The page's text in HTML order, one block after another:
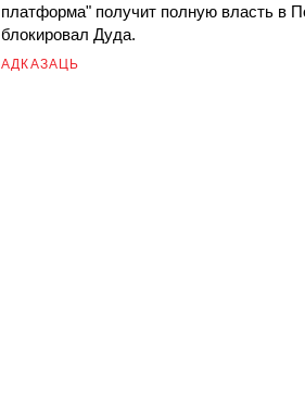
платформа" получит полную власть в
блокировал Дуда.
АДКАЗАЦЬ